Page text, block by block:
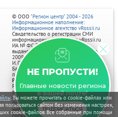
. Вы можете прочитать о cookie-файлах или
пользоваться сайтом без изменения настроек,
cookie-файлов. Все собранные при помощи
НЕ ПРОПУСТИ!
Главные новости региона
в вашей почте!
ПОДПИСАТЬСЯ
© ООО "Регион центр" 2004 - 2026
Информационное наполнение:
Информационное агентство vRossii.ru
Свидетельство о регистрации СМИ
информационного агентства vRossii.ru
ИА № ФС 77‑35502
выдано РОСКОМНАДЗОРом 04 марта
2009г.
И. О. Главного редактора Нарыков А. Н.
Баннеры на портале размещаются на
правах рекламы.
Реклама на портале:
Рекламное агентство "Умный маркетинг"
тел. 7-910-267-70-40,
email: umnyy.marketing@yandex.ru
Отдельные публикации могут содержать
информацию, не предназначенную для
пользователей до 18 лет.